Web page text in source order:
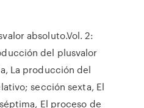
absoluto.Vol. 2:
del plusvalor
La producción del
sección sexta, El
El proceso de